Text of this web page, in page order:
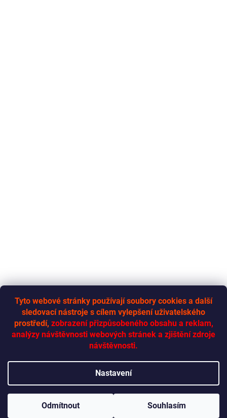
Tyto webové stránky používají soubory cookies a další
sledovací nástroje s cílem vylepšení uživatelského
prostředí, zobrazení přizpůsobeného obsahu a reklam,
analýzy návštěvnosti webových stránek a zjištění zdroje
návštěvnosti.
Nastavení
Odmítnout Souhlasím
RYCHLÁ-DODÁVKA.CZ
Copyright 2026Rychlá dodávka. Všechna práva vyhrazena.
Upravit nastavení cookies